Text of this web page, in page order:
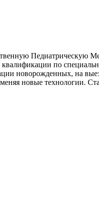
по
новорожденных, на
новые технологии.